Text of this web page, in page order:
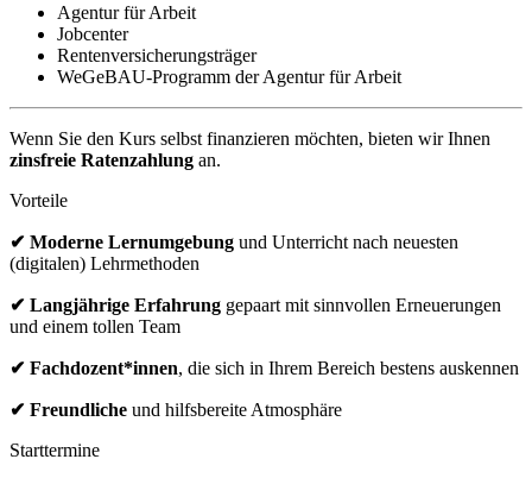
Agentur für Arbeit
Jobcenter
Rentenversicherungsträger
WeGeBAU-Programm der Agentur für Arbeit
Wenn Sie den Kurs selbst finanzieren möchten, bieten wir Ihnen
zinsfreie Ratenzahlung an.
Vorteile
✔ Moderne Lernumgebung und Unterricht nach neuesten
(digitalen) Lehrmethoden
✔ Langjährige Erfahrung gepaart mit sinnvollen Erneuerungen
und einem tollen Team
✔ Fachdozent*innen, die sich in Ihrem Bereich bestens auskennen
✔ Freundliche und hilfsbereite Atmosphäre
Starttermine